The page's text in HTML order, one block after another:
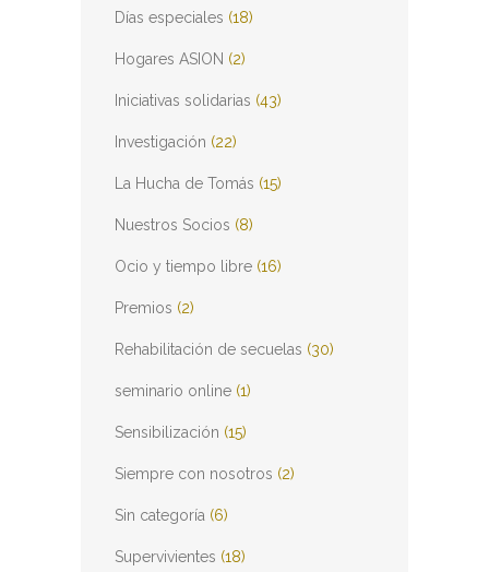
Días especiales (18)
Hogares ASION (2)
Iniciativas solidarias (43)
Investigación (22)
La Hucha de Tomás (15)
Nuestros Socios (8)
Ocio y tiempo libre (16)
Premios (2)
Rehabilitación de secuelas (30)
seminario online (1)
Sensibilización (15)
Siempre con nosotros (2)
Sin categoría (6)
Supervivientes (18)